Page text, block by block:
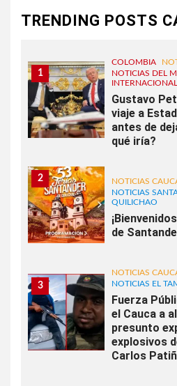
TRENDING POSTS
1
COLOMBIA
NOTICIAS DEL
INTERNACIONAL
Gustavo
viaje a
antes de
qué iría?
2
NOTICIAS
NOTICIAS
QUILICHAO
de
3
NOTICIAS
NOTICIAS EL
Fuerza
el Cauca a
presunto
explosivos
Carlos